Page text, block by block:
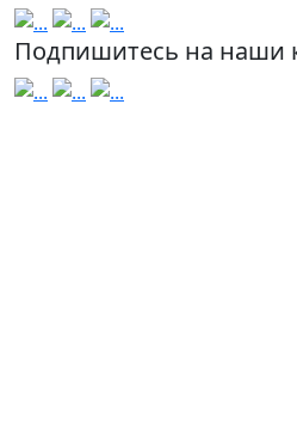
Подпишитесь на наши